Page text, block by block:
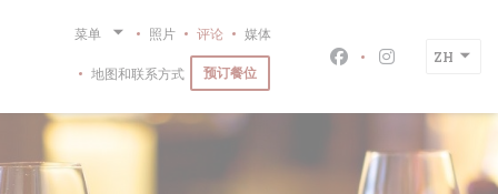
菜单 照片 评论 媒体
地图和联系方式 预订餐位 Facebook ((在新窗
Instagram ((
ZH